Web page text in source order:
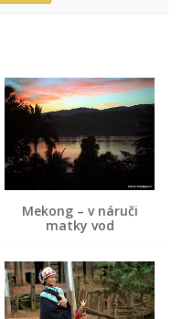
Mekong – v náruči
matky vod